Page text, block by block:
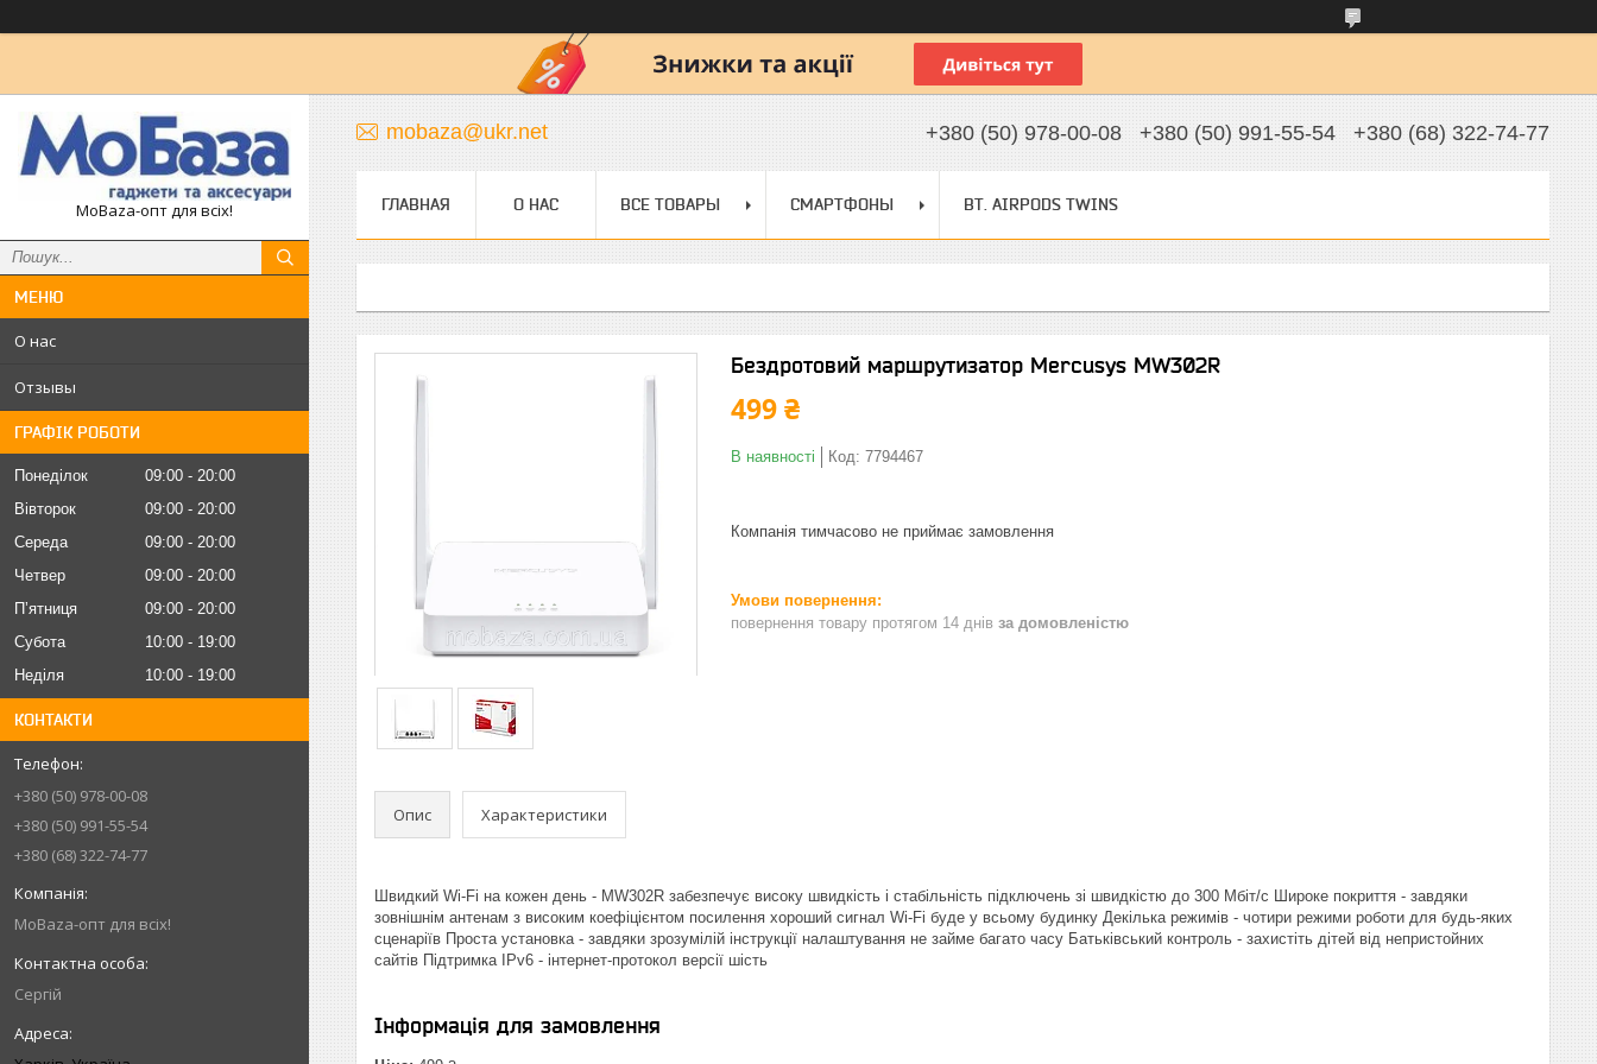
MoBaza-опт для всіх!
О нас
Отзывы
ГРАФІК РОБОТИ
Понеділок 09:00
20:00
Вівторок
09:00
20:00
Середа
09:00
20:00
Четвер
09:00
20:00
Пʼятниця
09:00
20:00
Субота
10:00
19:00
Неділя
10:00 19:00
КОНТАКТИ
+380 (50) 978-00-08
+380 (50) 991-55-54
+380 (68) 322-74-77
MoBaza-опт для всіх!
Сергій
mobaza@ukr.net +380 (50) 978-00-08 +380 (50) 991-55-54 +380 (68) 322-74-77
ГЛАВНАЯ О НАС ВСЕ ТОВАРЫ СМАРТФОНЫ BT. AIRPODS TWINS
Бездротовий маршрутизатор Mercusys MW302R
499 ₴
В наявності Код: 7794467
Компанія тимчасово не приймає замовлення
повернення товару протягом 14 днів за домовленістю
Опис Характеристики
Швидкий Wi-Fi на кожен день - MW302R забезпечує високу швидкість і стабільність підключень зі швидкістю до 300 Мбіт/с Широке покриття - завдяки
зовнішнім антенам з високим коефіцієнтом посилення хороший сигнал Wi-Fi буде у всьому будинку Декілька режимів - чотири режими роботи для будь-яких
сценаріїв Проста установка - завдяки зрозумілій інструкції налаштування не займе багато часу Батьківський контроль - захистіть дітей від непристойних
сайтів Підтримка IPv6 - інтернет-протокол версії шість
Інформація для замовлення